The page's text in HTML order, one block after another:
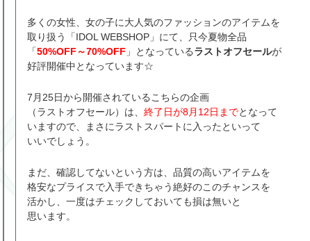
多くの女性、女の子に大人気のファッションのアイテムを
取り扱う「IDOL WEBSHOP」にて、只今夏物全品
「50%OFF～70%OFF 」となっているラストオフセールが
好評開催中となっています☆
7月25日から開催されているこちらの企画
（ラストオフセール）は、 終了日が8月12日までとなって
いますので、まさにラストスパートに入ったといって
いいでしょう。
まだ、確認してないという方は、品質の高いアイテムを
格安なプライスで入手できちゃう絶好のこのチャンスを
活かし、一度はチェックしておいても損は無いと
思います。